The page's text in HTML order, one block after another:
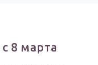
8 марта